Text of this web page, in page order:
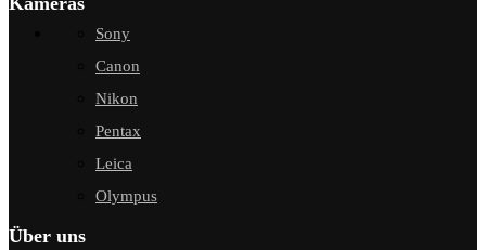
Sony
Canon
Nikon
Pentax
Leica
Olympus
Über uns